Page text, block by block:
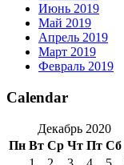
Июнь 2019
Май 2019
Апрель 2019
Март 2019
Февраль 2019
Calendar
Декабрь 2020
Пн Вт Ср Чт Пт Сб